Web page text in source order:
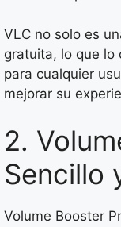
VLC no solo es
gratuita, lo que lo
para cualquier
mejorar su
2.
Sencillo
Volume Booster